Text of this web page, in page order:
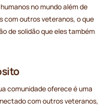
no mundo além de
com outros veteranos, o que
de solidão que eles também
comunidade oferece é uma
com outros veteranos,